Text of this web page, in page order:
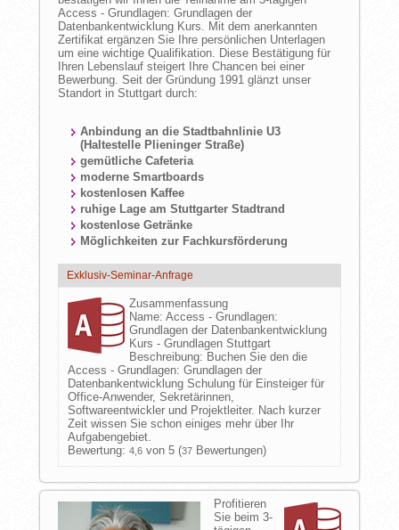
Access - Grundlagen: Grundlagen der
Datenbankentwicklung Kurs. Mit dem anerkannten
Zertifikat ergänzen Sie Ihre persönlichen Unterlagen
um eine wichtige Qualifikation. Diese Bestätigung für
Ihren Lebenslauf steigert Ihre Chancen bei einer
Bewerbung. Seit der Gründung 1991 glänzt unser
Standort in Stuttgart durch:
Anbindung an die Stadtbahnlinie U3
(Haltestelle Plieninger Straße)
gemütliche Cafeteria
moderne Smartboards
kostenlosen Kaffee
ruhige Lage am Stuttgarter Stadtrand
kostenlose Getränke
Möglichkeiten zur Fachkursförderung
Exklusiv-Seminar-Anfrage
Zusammenfassung
Name: Access - Grundlagen:
Grundlagen der Datenbankentwicklung
Kurs - Grundlagen Stuttgart
Beschreibung: Buchen Sie den die
Access - Grundlagen: Grundlagen der
Datenbankentwicklung Schulung für Einsteiger für
Office-Anwender, Sekretärinnen,
Softwareentwickler und Projektleiter. Nach kurzer
Zeit wissen Sie schon einiges mehr über Ihr
Aufgabengebiet.
Bewertung: 4,6von 5 (37Bewertungen)
Profitieren
Sie beim 3-